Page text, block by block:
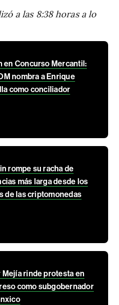
a las 8:38 horas a lo
en Concurso Mercantil:
nombra a Enrique
como conciliador
rompe su racha de
más larga desde los
de las criptomonedas
Mejía rinde protesta en
como subgobernador